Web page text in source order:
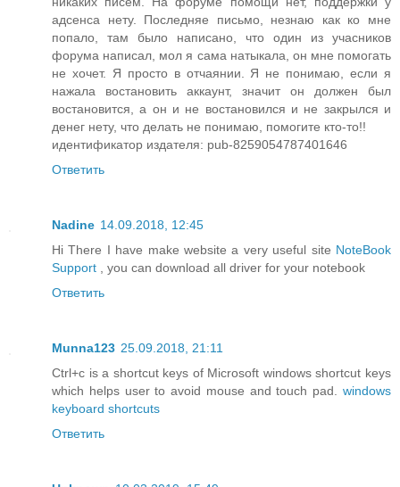
адсенса нету. Последняе письмо, незнаю как ко мне
попало, там было написано, что один из учасников
форума написал, мол я сама натыкала, он мне помогать
не хочет. Я просто в отчаянии. Я не понимаю, если я
нажала востановить аккаунт, значит он должен был
востановится, а он и не востановился и не закрылся и
денег нету, что делать не понимаю, помогите кто-то!!
идентификатор издателя: pub-8259054787401646
Ответить
Nadine 14.09.2018, 12:45
Hi There I have make website a very useful site NoteBook
Support , you can download all driver for your notebook
Ответить
Munna123 25.09.2018, 21:11
Ctrl+c is a shortcut keys of Microsoft windows shortcut keys
which helps user to avoid mouse and touch pad. windows
keyboard shortcuts
Ответить